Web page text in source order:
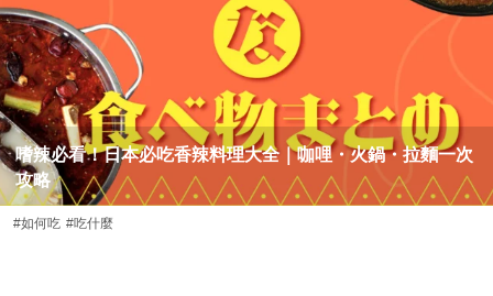
嗜辣必看！日本必吃香辣料理大全｜咖哩・火鍋・拉麵一次
攻略
#如何吃 #吃什麼